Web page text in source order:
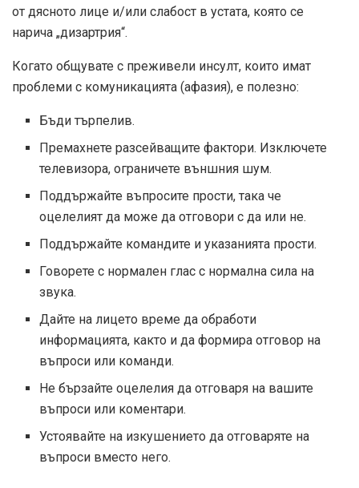
от дясното лице и/или слабост в устата, която се
нарича „дизартрия“.
Когато общувате с преживели инсулт, които имат
проблеми с комуникацията (афазия), е полезно:
Бъди търпелив.
Премахнете разсейващите фактори. Изключете
телевизора, ограничете външния шум.
Поддържайте въпросите прости, така че
оцелелият да може да отговори с да или не.
Поддържайте командите и указанията прости.
Говорете с нормален глас с нормална сила на
звука.
Дайте на лицето време да обработи
информацията, както и да формира отговор на
въпроси или команди.
Не бързайте оцелелия да отговаря на вашите
въпроси или коментари.
Устоявайте на изкушението да отговаряте на
въпроси вместо него.